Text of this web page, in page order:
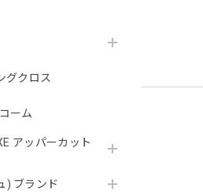
グクロス
ーム
アッパーカット
) ブランド